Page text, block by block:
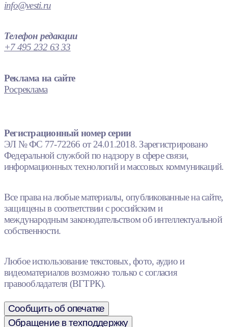
info@vesti.ru
Телефон редакции
+7 495 232 63 33
Реклама на сайте
Росреклама
Регистрационный номер серии
ЭЛ № ФС 77-72266 от 24.01.2018. Зарегистрировано
Федеральной службой по надзору в сфере связи,
информационных технологий и массовых коммуникаций.
Все права на любые материалы, опубликованные на сайте,
защищены в соответствии с российским и
международным законодательством об интеллектуальной
собственности.
Любое использование текстовых, фото, аудио и
видеоматериалов возможно только с согласия
правообладателя (ВГТРК).
Сообщить об опечатке
Обращение в техподдержку